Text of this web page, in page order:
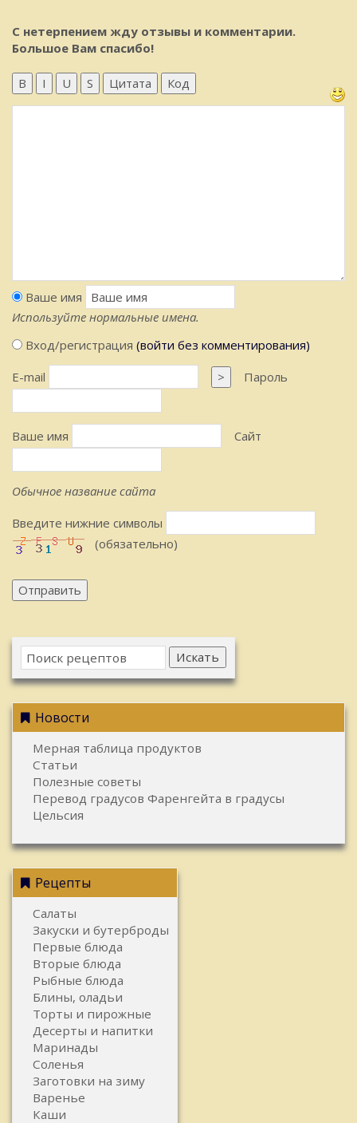
С нетерпением жду отзывы и комментарии.
Большое Вам спасибо!
B I U S Цитата Код
Ваше имя
Используйте нормальные имена.
Вход/регистрация (войти без комментирования)
E-mail
> Пароль
Ваше имя Сайт
Обычное название сайта
Введите нижние символы
(обязательно)
Отправить
Искать
Новости
Мерная таблица продуктов
Статьи
Полезные советы
Перевод градусов Фаренгейта в градусы
Цельсия
Рецепты
Салаты
Закуски и бутерброды
Первые блюда
Вторые блюда
Рыбные блюда
Блины, оладьи
Торты и пирожные
Десерты и напитки
Маринады
Соленья
Заготовки на зиму
Варенье
Каши